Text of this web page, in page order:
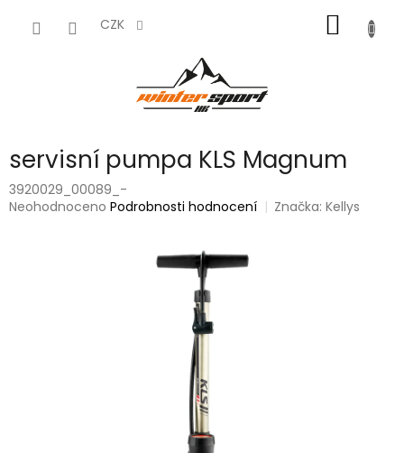
CZK
KOŠÍK
servisní pumpa KLS Magnum
3920029_00089_-
Průměrné
Neohodnoceno Podrobnosti hodnocení Značka:Kellys